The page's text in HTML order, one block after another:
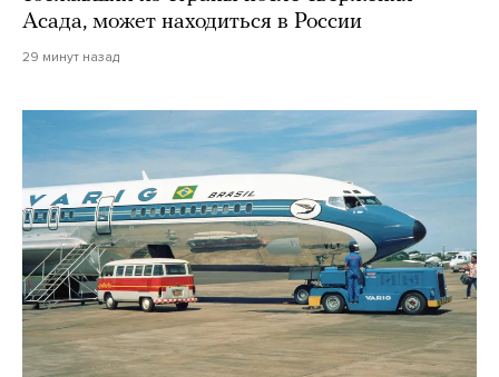
Асада, может находиться в России
29 минут назад